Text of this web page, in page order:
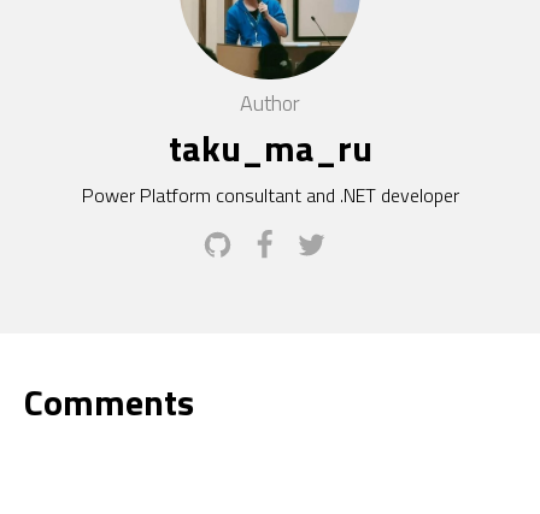
Author
taku_ma_ru
Power Platform consultant and .NET developer
Comments